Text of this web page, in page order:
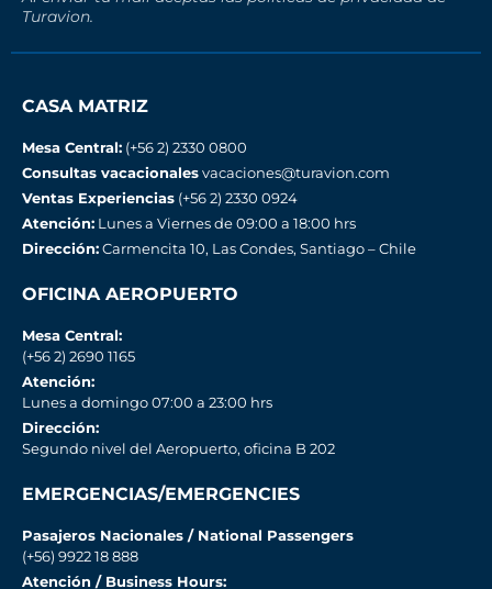
Turavion.
CASA MATRIZ
Mesa Central: (+56 2) 2330 0800
Consultas vacacionalesvacaciones@turavion.com
Ventas Experiencias (+56 2) 2330 0924
Atención: Lunes a Viernes de 09:00 a 18:00 hrs
Dirección:Carmencita 10, Las Condes, Santiago – Chile
OFICINA AEROPUERTO
Mesa Central:
(+56 2) 2690 1165
Atención:
Lunes a domingo 07:00 a 23:00 hrs
Dirección:
Segundo nivel del Aeropuerto, oficina B 202
EMERGENCIAS/EMERGENCIES
Pasajeros Nacionales / National Passengers
(+56) 9922 18 888
Atención / Business Hours: